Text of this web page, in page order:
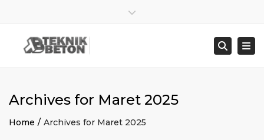
Sen – Jum : 8:00 – 17:00
021 8278 4845
bangunbersamaabadi@gmail.com
Archives for Maret 2025
Home Archives for Maret 2025